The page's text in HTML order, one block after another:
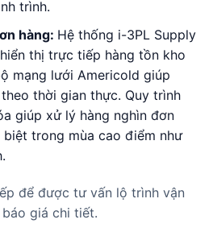
trình.
hàng: Hệ thống i-3PL Supply
thị trực tiếp hàng tồn kho
mạng lưới Americold giúp
thời gian thực. Quy trình
giúp xử lý hàng nghìn đơn
biệt trong mùa cao điểm như
để được tư vấn lộ trình vận
giá chi tiết.